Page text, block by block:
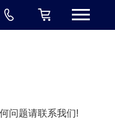
问题请联系我们!